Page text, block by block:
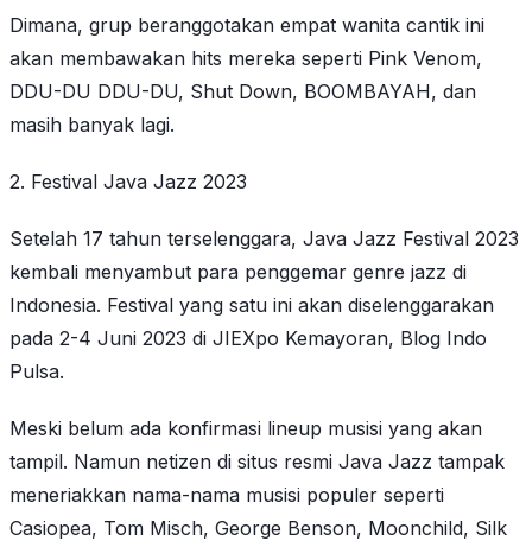
Dimana, grup beranggotakan empat wanita cantik ini
akan membawakan hits mereka seperti Pink Venom,
DDU-DU DDU-DU, Shut Down, BOOMBAYAH, dan
masih banyak lagi.
2. Festival Java Jazz 2023
Setelah 17 tahun terselenggara, Java Jazz Festival 2023
kembali menyambut para penggemar genre jazz di
Indonesia. Festival yang satu ini akan diselenggarakan
pada 2-4 Juni 2023 di JIEXpo Kemayoran, Blog Indo
Pulsa.
Meski belum ada konfirmasi lineup musisi yang akan
tampil. Namun netizen di situs resmi Java Jazz tampak
meneriakkan nama-nama musisi populer seperti
Casiopea, Tom Misch, George Benson, Moonchild, Silk